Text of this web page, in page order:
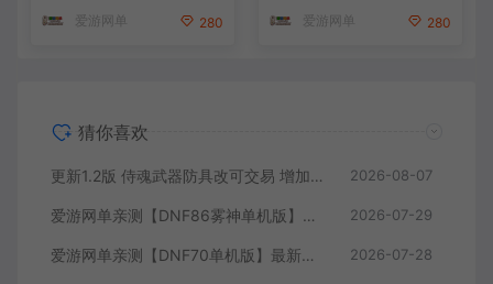
教学
爱游网单 280
机一键端 视频安装教学
爱游网单 280
猜你喜欢
更新1.2版 侍魂武器防具改可交易 增加掉落和在线奖励 DNF70星月侍魂联机版 新版技能 丰富异次元技能装备词条 护石 辟邪玉 皮肤外观 BUFF技能徽章 史诗装备特效徽章 技能宝珠等 在线点 装备靠爆 2026-08-07
爱游网单亲测【DNF86雾神单机版】最新整理宽屏 带内辅便捷 新技能 界面UI 大冰龙 新深渊副本 技能护石 虚拟机一键端 视频安装教学 2026-07-29
爱游网单亲测【DNF70单机版】最新整理超神70微变 魂图 异界 安图恩 四小龙 镶嵌 内辅 异次元护石宝珠 未加密PVF虚拟机一键端 视频安装教学 2026-07-28